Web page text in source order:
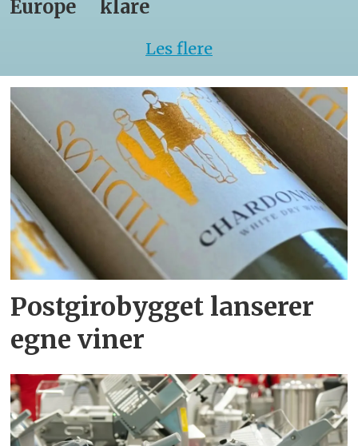
Europe klare
Les flere
Postgirobygget lanserer
egne viner